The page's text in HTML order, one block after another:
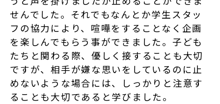
せんでした。それでもなんとか学生スタッ
フの協力により、喧嘩をすることなく企画
を楽しんでもらう事ができました。子ども
たちと関わる際、優しく接することも大切
ですが、相手が嫌な思いをしているのに止
めないような場合には、しっかりと注意す
ることも大切であると学びました。